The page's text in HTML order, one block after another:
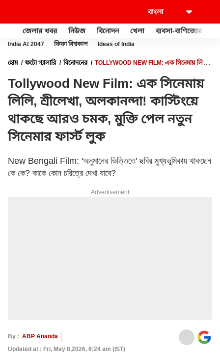
জেলার খবর নিউজ বিনোদন খেলা ব্যবসা-বাণিজ্যের
India At 2047 ফিফা বিশ্বকাপ Ideas of India
হোম ফটো গ্যালারি বিনোদনের
TOLLYWOOD NEW FILM: এক সিনেমায় লিলি,
Tollywood New Film: এক সিনেমায়
লিলি, শ্রীলেখা, অলকানন্দা! কাস্টিংয়ে
থাকছে আরও চমক, মুক্তি পেল নতুন
সিনেমার ফার্স্ট লুক
New Bengali Film: 'অনুমানের ভিত্তিতে' ছবির মুখ্যভূমিকায় থাকছেন
কে কে? কাকে কোন চরিত্রে দেখা যাবে?
Advertisement
By : ABP Ananda
Updated at : Fri, May 8,2026, 6:24 am (IST)